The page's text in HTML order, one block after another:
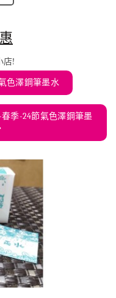
店!
色澤鋼筆墨水
季-24節氣色澤鋼筆墨